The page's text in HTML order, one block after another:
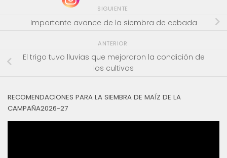
SIGUIENTE
Importante avance de la siembra de cebada
ANTERIOR
El trigo tuvo lluvias que mejoraron la condición de
los cultivos
RECOMENDACIONES PARA LA SIEMBRA DE MAÍZ DE LA
CAMPAÑA2026-27